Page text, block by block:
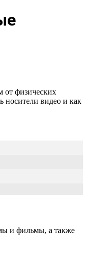
от физических
носители видео и как
и фильмы, а также